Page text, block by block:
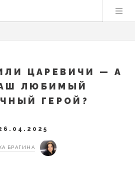
ЦАРЕВИЧИ — А
ЛЮБИМЫЙ
ГЕРОЙ?
БРАГИНА